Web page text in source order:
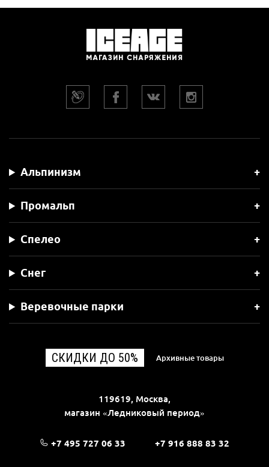
Альпинизм
Промальп
Спелео
Снег
Веревочные парки
СКИДКИ ДО 50% Архивные товары
119619, Москва,
магазин «Ледниковый период»
+7 495 727 06 33 +7 916 888 83 32